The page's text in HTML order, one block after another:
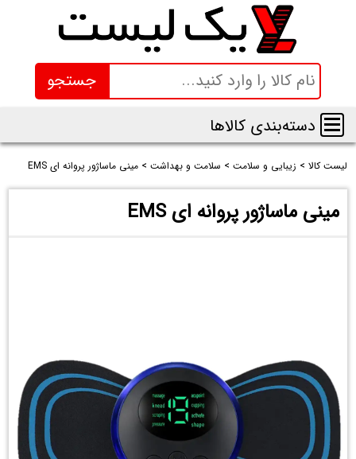
جستجو
دسته‌بندی کالاها
لیست کالا > زیبایی و سلامت > سلامت و بهداشت >مینی ماساژور پروانه ای EMS
مینی ماساژور پروانه ای EMS